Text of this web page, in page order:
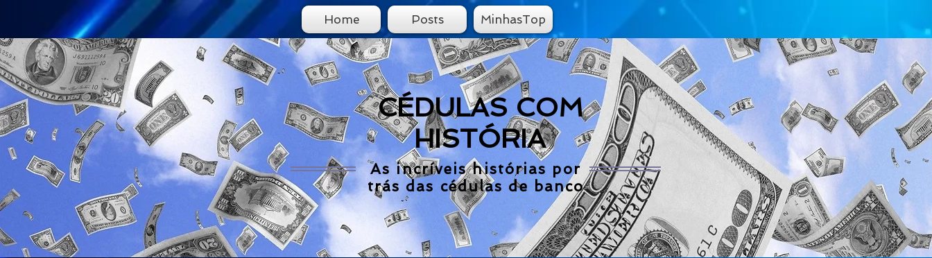
Home Posts MinhasTop
CÉDULAS COM
HISTÓRIA
As incríveis histórias por
trás das cédulas de banco